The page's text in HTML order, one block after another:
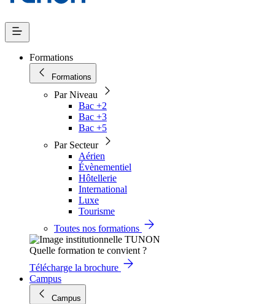
Formations
Formations
Par Niveau
Bac +2
Bac +3
Bac +5
Par Secteur
Aérien
Évènementiel
Hôtellerie
International
Luxe
Tourisme
Toutes nos formations
Quelle formation te convient ?
Télécharge la brochure
Campus
Campus